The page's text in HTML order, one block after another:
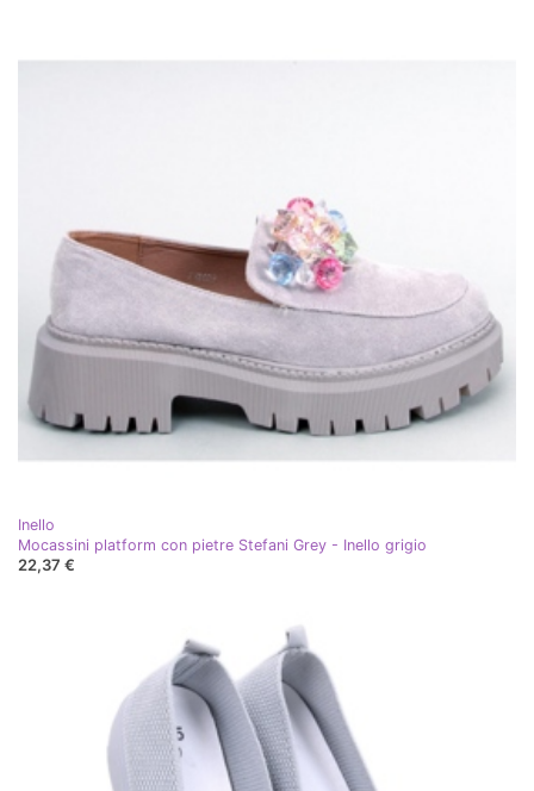
Inello
Mocassini platform con pietre Stefani Grey - Inello grigio
22,37 €